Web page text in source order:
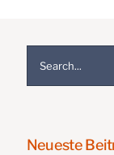
nach:
Neueste